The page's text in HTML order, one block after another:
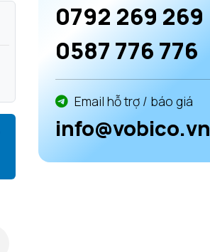
0792 269 269
0587 776 776
Email hỗ trợ / báo giá
info@vobico.vn